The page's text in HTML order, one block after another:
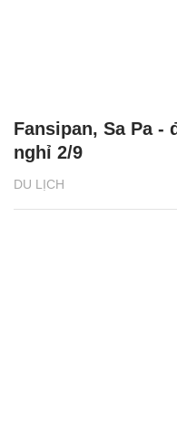
DU LỊCH
Fansipan, Sa Pa
nghỉ 2/9